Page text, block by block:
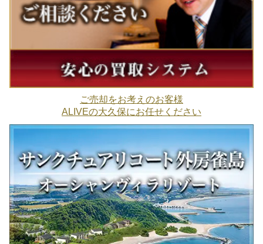
ご売却をお考えのお客様
ALIVEの大久保にお任せください